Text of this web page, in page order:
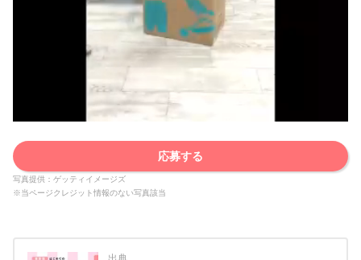
応募する
写真提供：ゲッティイメージズ
※当ページクレジット情報のない写真該当